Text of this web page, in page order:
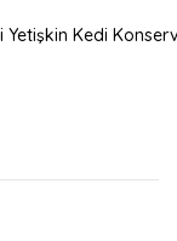
Yetişkin Kedi